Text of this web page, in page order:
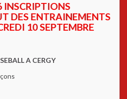
DES ENTRAINEMENTS
10 SEPTEMBRE
A CERGY